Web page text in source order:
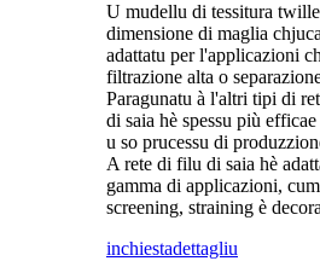
U mudellu di tessitura
dimensione di maglia
adattatu per l'applicazioni
filtrazione alta o
Paragunatu à l'altri tipi di
di saia hè spessu più
u so prucessu di
A rete di filu di saia hè
gamma di applicazioni,
screening, straining è
inchiestadettagliu